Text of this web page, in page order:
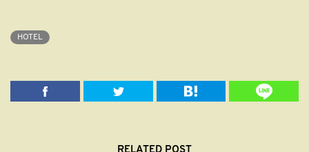
HOTEL